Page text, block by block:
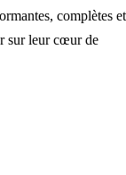
complètes et
sur leur cœur de